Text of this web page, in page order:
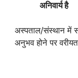
अनिवार्य है
अस्पताल/संस्थान में
अनुभव होने पर